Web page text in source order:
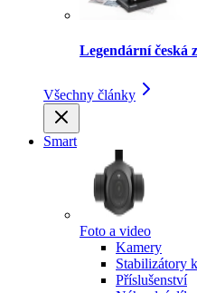
Legendární česká
Všechny články
Smart
Foto a video
Kamery
Stabilizátory
Příslušenství